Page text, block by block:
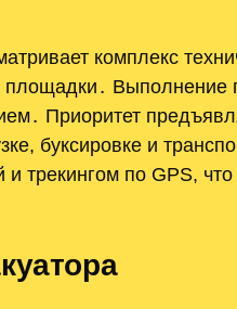
комплекс
Выполнение
Приоритет
буксировке и
трекингом по GPS,